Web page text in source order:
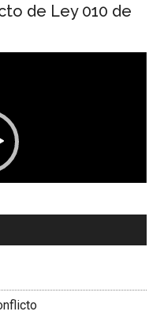
de Ley 010 de
01:04
Corporación